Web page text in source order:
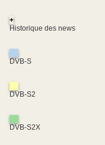
+
Historique des news
DVB-S
DVB-S2
DVB-S2X